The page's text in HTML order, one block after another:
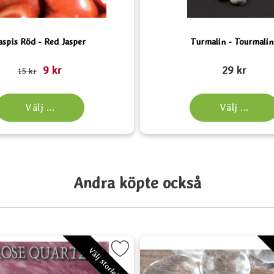
Röd - Red Jasper
tidigare pris
15 kr rea pris
9 kr
Välj ...
Turmalin -
29 kr
Välj ...
Andra köpte också
Välj storlek
Markera Rosenkvarts - Rose Quartz som favoritMarkera